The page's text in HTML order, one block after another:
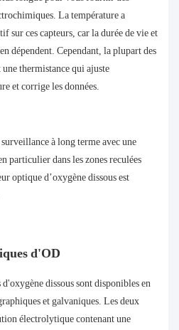
La température a
sur ces capteurs, car la durée de vie et
dépendent. Cependant, la plupart des
thermistance qui ajuste
et corrige les données.
à long terme avec une
particulier dans les zones reculées
optique d’oxygène dissous est
d'OD
dissous sont disponibles en
et galvaniques. Les deux
électrolytique contenant une